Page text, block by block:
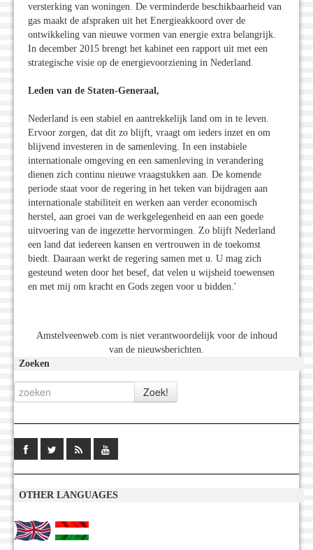
versterking van woningen. De verminderde beschikbaarheid van
gas maakt de afspraken uit het Energieakkoord over de
ontwikkeling van nieuwe vormen van energie extra belangrijk.
In december 2015 brengt het kabinet een rapport uit met een
strategische visie op de energievoorziening in Nederland.
Leden van de Staten-Generaal,
Nederland is een stabiel en aantrekkelijk land om in te leven.
Ervoor zorgen, dat dit zo blijft, vraagt om ieders inzet en om
blijvend investeren in de samenleving. In een instabiele
internationale omgeving en een samenleving in verandering
dienen zich continu nieuwe vraagstukken aan. De komende
periode staat voor de regering in het teken van bijdragen aan
internationale stabiliteit en werken aan verder economisch
herstel, aan groei van de werkgelegenheid en aan een goede
uitvoering van de ingezette hervormingen. Zo blijft Nederland
een land dat iedereen kansen en vertrouwen in de toekomst
biedt. Daaraan werkt de regering samen met u. U mag zich
gesteund weten door het besef, dat velen u wijsheid toewensen
en met mij om kracht en Gods zegen voor u bidden.'
Amstelveenweb.com is niet verantwoordelijk voor de inhoud
van de nieuwsberichten.
Zoeken
OTHER LANGUAGES